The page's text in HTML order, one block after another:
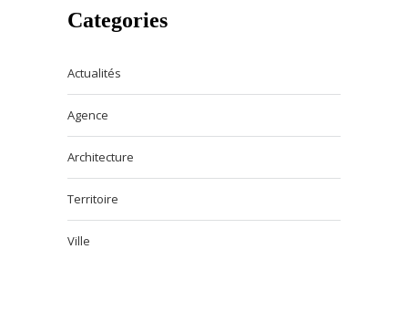
Categories
Actualités
Agence
Architecture
Territoire
Ville